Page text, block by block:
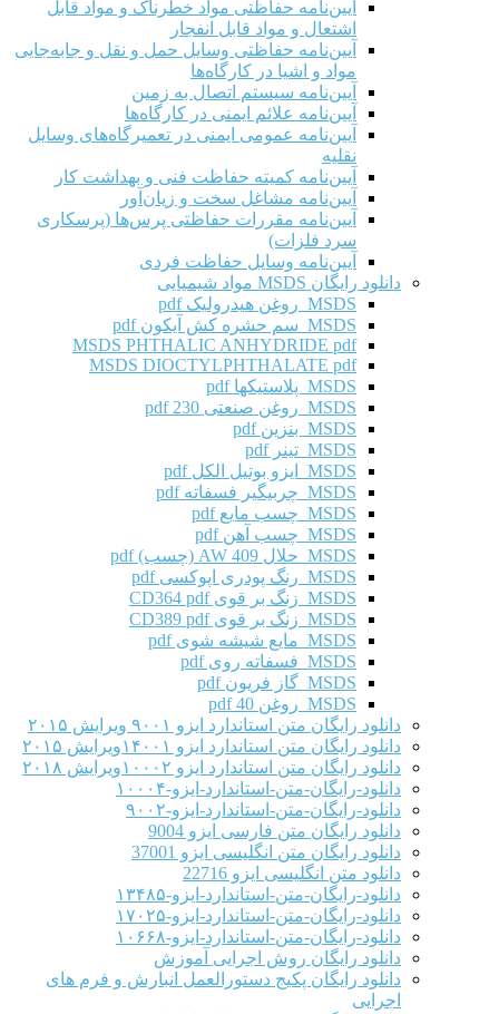
آیین‌نامه حفاظتی مواد خطرناک و مواد قابل
اشتعال و مواد قابل انفجار
آیین‌نامه حفاظتی وسایل حمل و نقل و جابه‌جایی
مواد و اشیا در کارگاه‌ها
آیین‌نامه سیستم اتصال به زمین
آیین‌نامه علائم ایمنی در کارگاه‌ها
آیین‌نامه عمومی ایمنی در تعمیرگاه‌های وسایل
نقلیه
آیین‌نامه کمیته حفاظت فنی و بهداشت کار
آیین‌نامه مشاغل سخت و زیان‌آور
آیین‌نامه مقررات حفاظتی پرس‌ها (پرسکاری
سرد فلزات)
آیین‌نامه وسایل حفاظت فردی
دانلود رایگان MSDS مواد شیمیایی
MSDS روغن هیدرولیک pdf
MSDS سم حشره کش آیکون pdf
MSDS PHTHALIC ANHYDRIDE pdf
MSDS DIOCTYLPHTHALATE pdf
MSDS پلاستیکها pdf
MSDS روغن صنعتی 230 pdf
MSDS بنزین pdf
MSDS تینر pdf
MSDS ایزو بوتیل الکل pdf
MSDS چربیگیر فسفاته pdf
MSDS چسب مایع pdf
MSDS چسب آهن pdf
MSDS حلال AW 409 (چسب) pdf
MSDS رنگ پودری اپوکسی pdf
MSDS زنگ بر قوی CD364 pdf
MSDS زنگ بر قوی CD389 pdf
MSDS مایع شیشه شوی pdf
MSDS فسفاته روی pdf
MSDS گاز فریون pdf
MSDS روغن 40 pdf
دانلود رایگان متن استاندارد ایزو ۹۰۰۱ ویرایش ۲۰۱۵
دانلود رایگان متن استاندارد ایزو ۱۴۰۰۱ویرایش ۲۰۱۵
دانلود رایگان متن استاندارد ایزو ۱۰۰۰۲ویرایش ۲۰۱۸
دانلود-رایگان-متن-استاندارد-ایزو-۱۰۰۰۴
دانلود-رایگان-متن-استاندارد-ایزو-۹۰۰۲
دانلود رایگان متن فارسی ایزو 9004
دانلود رایگان متن انگلیسی ایزو 37001
دانلود متن انگلیسی ایزو 22716
دانلود-رایگان-متن-استاندارد-ایزو-۱۳۴۸۵
دانلود-رایگان-متن-استاندارد-ایزو-۱۷۰۲۵
دانلود-رایگان-متن-استاندارد-ایزو-۱۰۶۶۸
دانلود رایگان روش اجرایی آموزش
دانلود رایگان پکیج دستورالعمل انبارش و فرم های
اجرایی